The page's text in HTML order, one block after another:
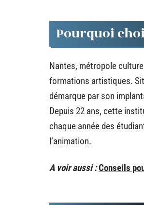
Pourquoi
Nantes, métropole
formations artistiques.
démarque par son
Depuis 22 ans, cette
chaque année des
l’animation.
A voir aussi :Conseils